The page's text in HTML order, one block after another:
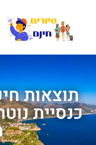
תוצאות
כנסיית